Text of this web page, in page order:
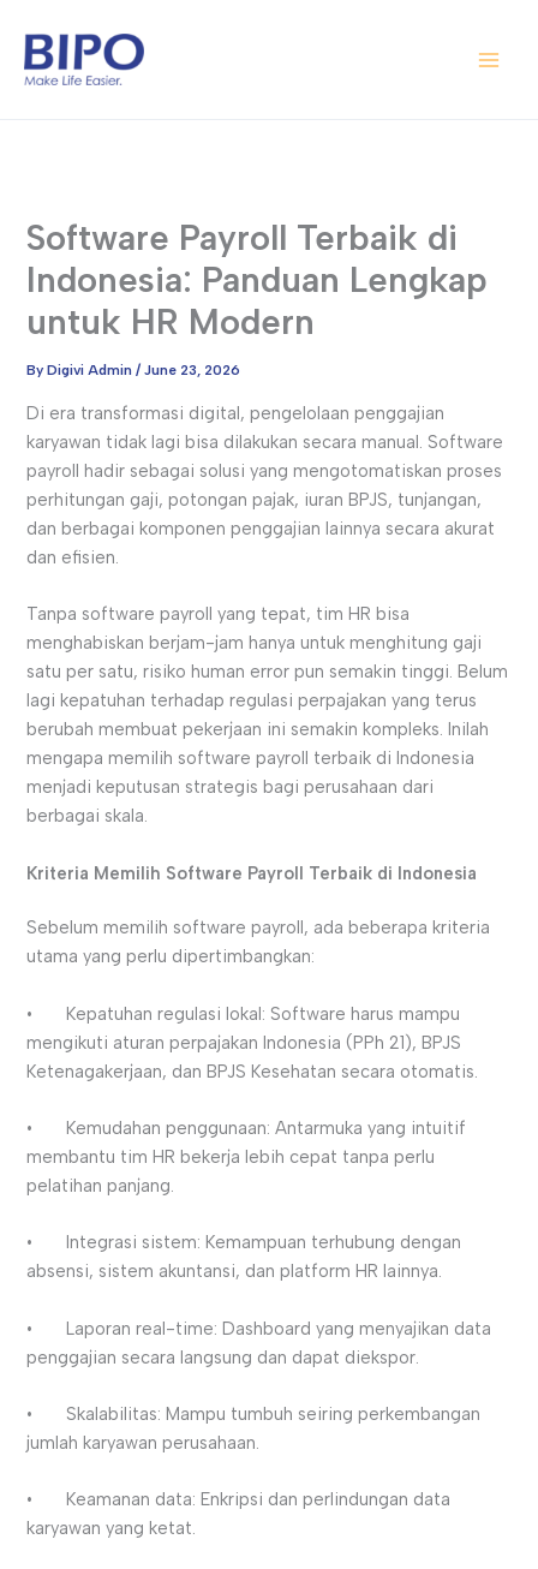
content
Software Payroll Terbaik di
Indonesia: Panduan Lengkap
untuk HR Modern
ByDigivi Admin/June 23, 2026
Di era transformasi digital, pengelolaan penggajian
karyawan tidak lagi bisa dilakukan secara manual. Software
payroll hadir sebagai solusi yang mengotomatiskan proses
perhitungan gaji, potongan pajak, iuran BPJS, tunjangan,
dan berbagai komponen penggajian lainnya secara akurat
dan efisien.
Tanpa software payroll yang tepat, tim HR bisa
menghabiskan berjam-jam hanya untuk menghitung gaji
satu per satu, risiko human error pun semakin tinggi. Belum
lagi kepatuhan terhadap regulasi perpajakan yang terus
berubah membuat pekerjaan ini semakin kompleks. Inilah
mengapa memilih software payroll terbaik di Indonesia
menjadi keputusan strategis bagi perusahaan dari
berbagai skala.
Kriteria Memilih Software Payroll Terbaik di Indonesia
Sebelum memilih software payroll, ada beberapa kriteria
utama yang perlu dipertimbangkan:
• Kepatuhan regulasi lokal: Software harus mampu
mengikuti aturan perpajakan Indonesia (PPh 21), BPJS
Ketenagakerjaan, dan BPJS Kesehatan secara otomatis.
• Kemudahan penggunaan: Antarmuka yang intuitif
membantu tim HR bekerja lebih cepat tanpa perlu
pelatihan panjang.
• Integrasi sistem: Kemampuan terhubung dengan
absensi, sistem akuntansi, dan platform HR lainnya.
• Laporan real-time: Dashboard yang menyajikan data
penggajian secara langsung dan dapat diekspor.
• Skalabilitas: Mampu tumbuh seiring perkembangan
jumlah karyawan perusahaan.
• Keamanan data: Enkripsi dan perlindungan data
karyawan yang ketat.